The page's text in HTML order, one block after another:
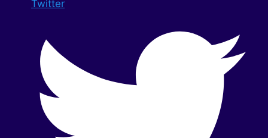
Twitter